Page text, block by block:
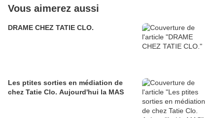
Vous aimerez aussi
DRAME CHEZ TATIE CLO.
Les ptites sorties en médiation de
chez Tatie Clo. Aujourd'hui la MAS